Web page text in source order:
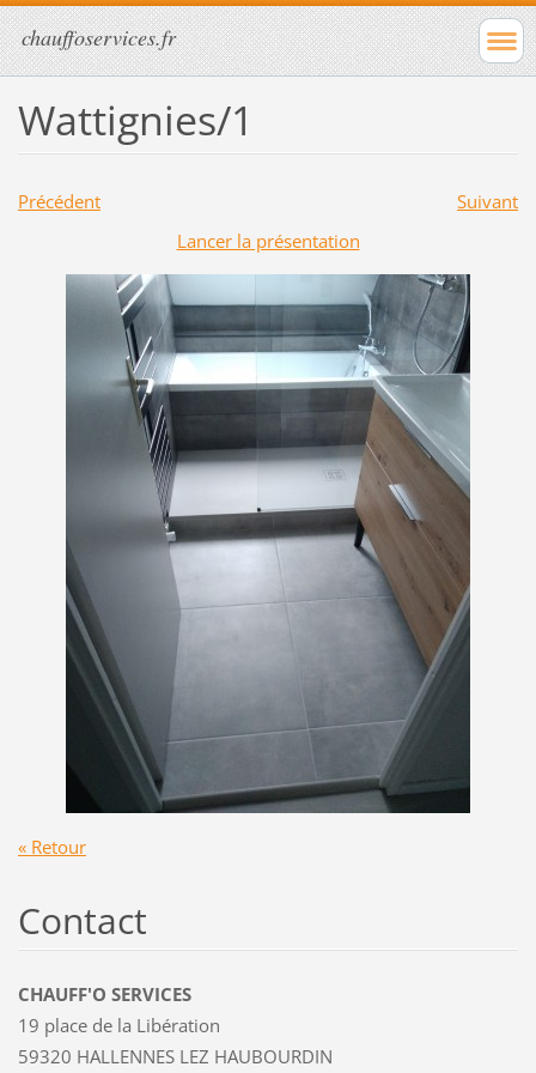
chauffoservices.fr
Wattignies/1
Précédent
Suivant
Lancer la présentation
« Retour
Contact
CHAUFF'O SERVICES
19 place de la Libération
59320 HALLENNES LEZ HAUBOURDIN